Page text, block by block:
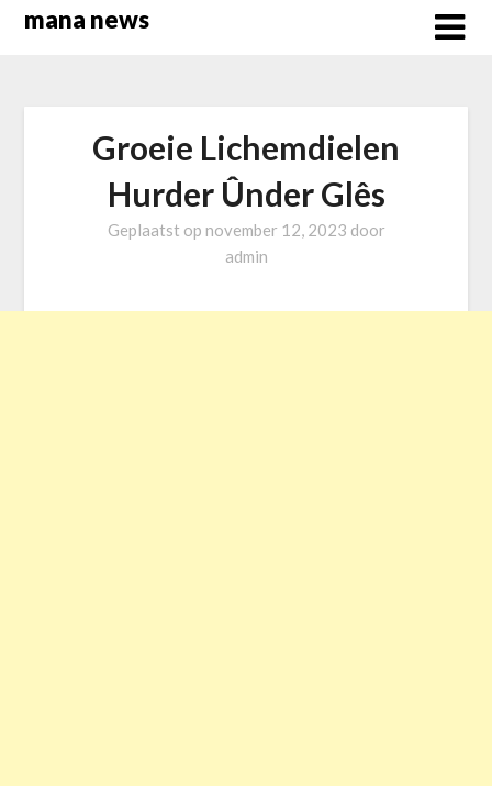
Overslaan
mana news
Groeie Lichemdielen
Hurder Ûnder Glês
Geplaatst op november 12, 2023 door
admin